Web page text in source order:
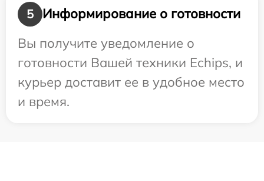
5
Информирование о готовности
Вы получите уведомление о
готовности Вашей техники Echips, и
курьер доставит ее в удобное место
и время.